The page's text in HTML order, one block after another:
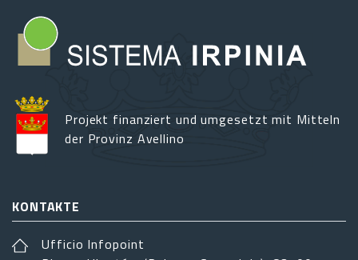
Projekt finanziert und umgesetzt mit Mitteln
der Provinz Avellino
KONTAKTE
Ufficio Infopoint